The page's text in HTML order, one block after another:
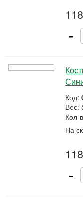
-
Код:
Вес:
Кол-
На
-